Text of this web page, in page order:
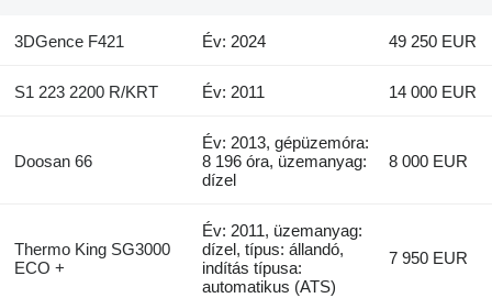
3DGence F421 Év: 2024 49 250 EUR
S1 223 2200 R/KRT Év: 2011 14 000 EUR
Doosan 66
Év: 2013, gépüzemóra:
8 196 óra, üzemanyag:
dízel
8 000 EUR
Thermo King SG3000
ECO +
Év: 2011, üzemanyag:
dízel, típus: állandó,
indítás típusa:
automatikus (ATS)
7 950 EUR